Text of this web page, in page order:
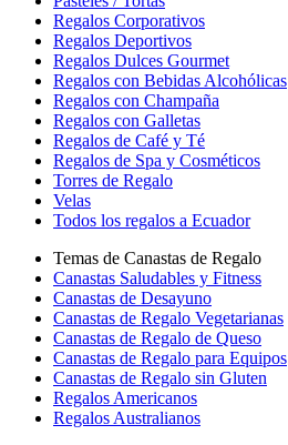
Regalos Corporativos
Regalos Deportivos
Regalos Dulces Gourmet
Regalos con Bebidas Alcohólicas
Regalos con Champaña
Regalos con Galletas
Regalos de Café y Té
Regalos de Spa y Cosméticos
Torres de Regalo
Velas
Todos los regalos a Ecuador
Temas de Canastas de Regalo
Canastas Saludables y Fitness
Canastas de Desayuno
Canastas de Regalo Vegetarianas
Canastas de Regalo de Queso
Canastas de Regalo para Equipos
Canastas de Regalo sin Gluten
Regalos Americanos
Regalos Australianos